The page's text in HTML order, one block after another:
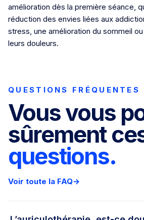
amélioration dès la première séance,
réduction des envies liées aux
stress, une amélioration du sommeil
leurs douleurs.
QUESTIONS FRÉQUENTES
Vous vous
sûrement
questions.
Voir toute la FAQ→